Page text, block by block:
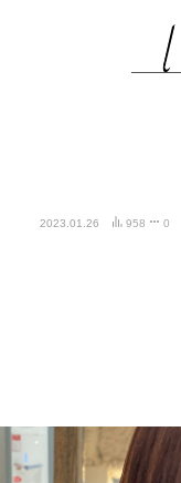
2023.01.26 958 0